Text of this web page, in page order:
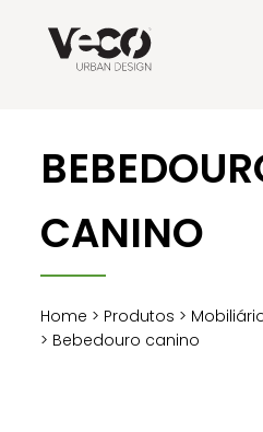
CANINO
Home > Produtos >
> Bebedouro canino